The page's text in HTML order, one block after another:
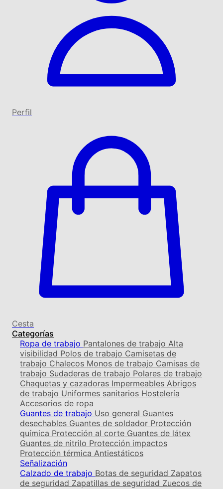
Perfil
Cesta
Categorías
Ropa de trabajo Pantalones de trabajo Alta
visibilidad Polos de trabajo Camisetas de
trabajo Chalecos Monos de trabajo Camisas de
trabajo Sudaderas de trabajo Polares de trabajo
Chaquetas y cazadoras Impermeables Abrigos
de trabajo Uniformes sanitarios Hostelería
Accesorios de ropa
Guantes de trabajo Uso general Guantes
desechables Guantes de soldador Protección
química Protección al corte Guantes de látex
Guantes de nitrilo Protección impactos
Protección térmica Antiestáticos
Señalización
Calzado de trabajo Botas de seguridad Zapatos
de seguridad Zapatillas de seguridad Zuecos de